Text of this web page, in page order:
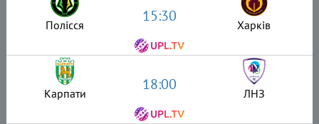
Полісся 15:30 Харків
Карпати 18:00 ЛНЗ